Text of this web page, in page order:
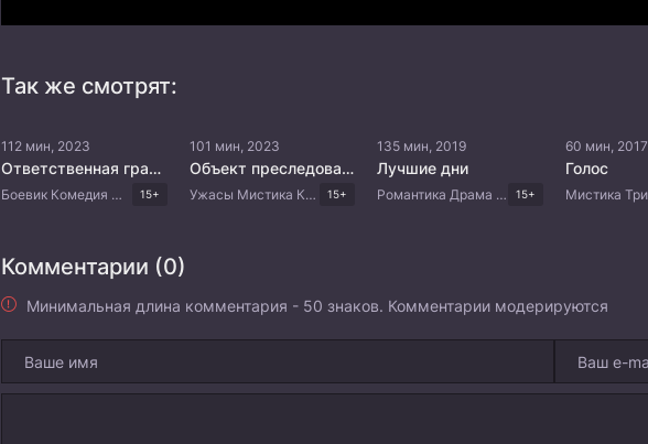
Так же смотрят:
112 мин, 2023
Ответственная гражданка
Боевик Комедия Драма Корейские дорамы 15+
101 мин, 2023
Объект преследования
Ужасы Мистика Криминал Триллер Корейские дорамы 15+
135 мин, 2019
Лучшие дни
Романтика Драма Китайские дорамы 15+
60 мин, 2017
Голос
Комментарии (0)
Минимальная длина комментария - 50 знаков. Комментарии модерируются